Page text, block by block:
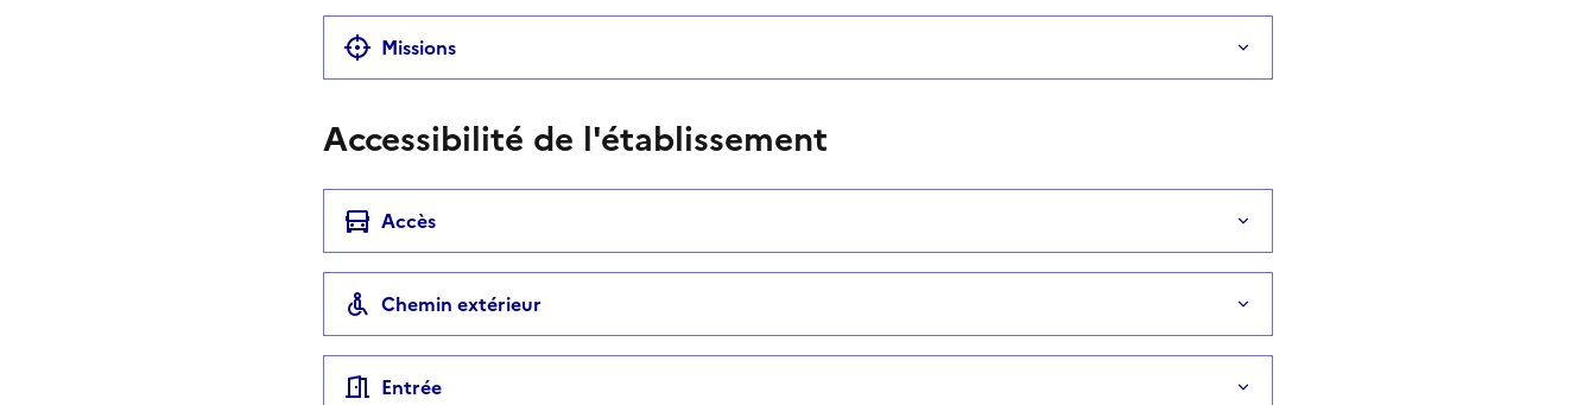
Missions
Accessibilité de l'établissement
Accès
Chemin extérieur
Entrée